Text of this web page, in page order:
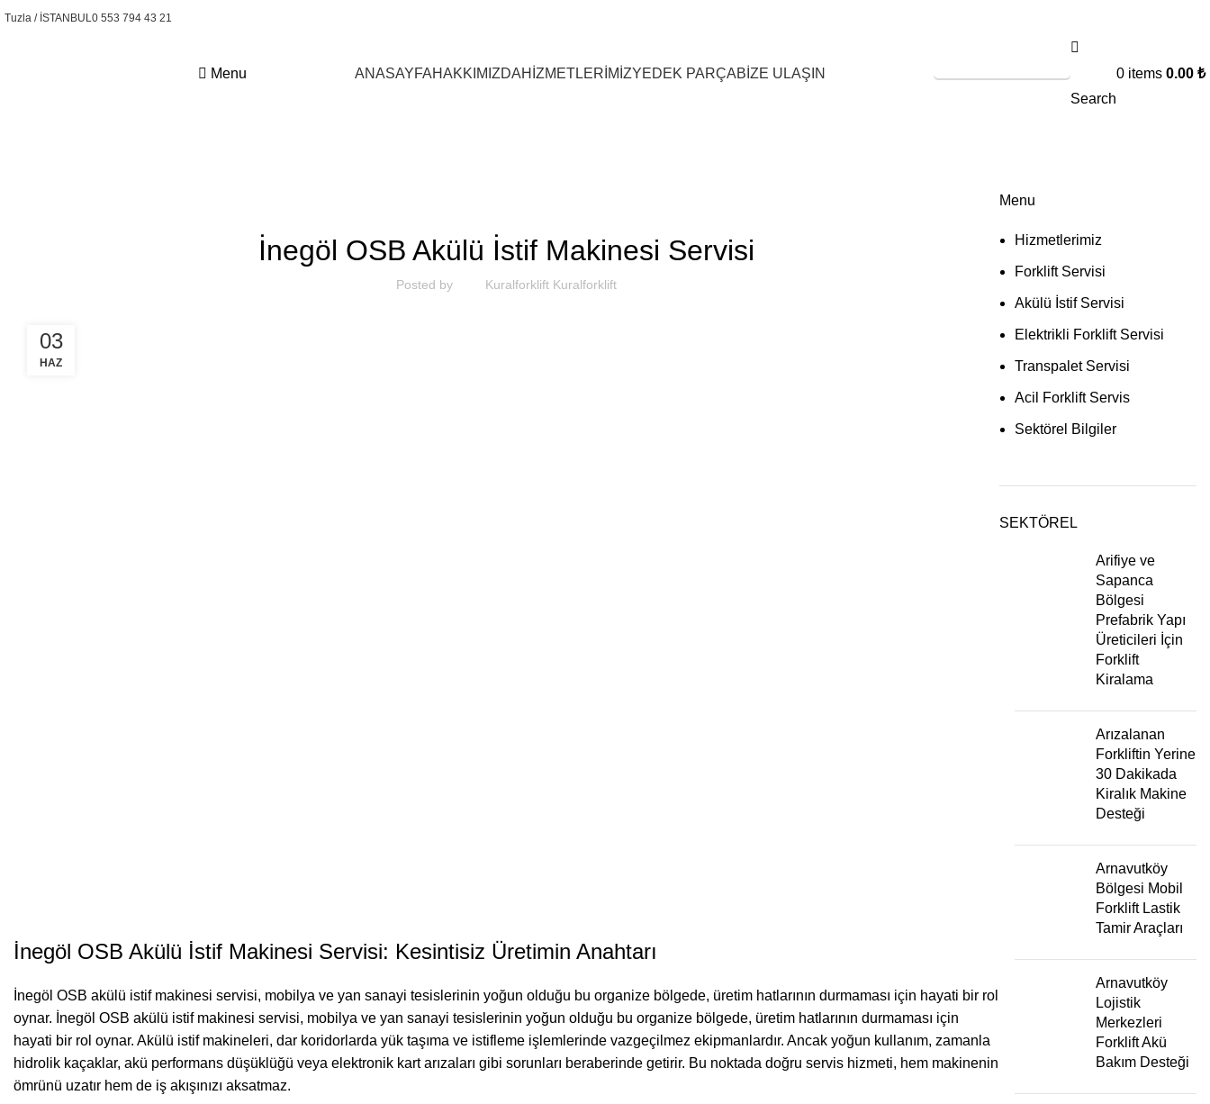
Tuzla / İSTANBUL0 553 794 43 21
Menu ANASAYFAHAKKIMIZDAHİZMETLERİMİZYEDEK PARÇABİZE ULAŞIN
SERVİS TALEBİ
Search
0 items 0.00 ₺
İnegöl OSB Akülü İstif Makinesi Servisi
Posted by Kuralforklift Kuralforklift
03
HAZ
İnegöl OSB Akülü İstif Makinesi Servisi: Kesintisiz Üretimin Anahtarı
İnegöl OSB akülü istif makinesi servisi, mobilya ve yan sanayi tesislerinin yoğun olduğu bu organize bölgede, üretim hatlarının durmaması için hayati bir rol
oynar. İnegöl OSB akülü istif makinesi servisi, mobilya ve yan sanayi tesislerinin yoğun olduğu bu organize bölgede, üretim hatlarının durmaması için
hayati bir rol oynar. Akülü istif makineleri, dar koridorlarda yük taşıma ve istifleme işlemlerinde vazgeçilmez ekipmanlardır. Ancak yoğun kullanım, zamanla
hidrolik kaçaklar, akü performans düşüklüğü veya elektronik kart arızaları gibi sorunları beraberinde getirir. Bu noktada doğru servis hizmeti, hem makinenin
ömrünü uzatır hem de iş akışınızı aksatmaz.
Menu
Hizmetlerimiz
Forklift Servisi
Akülü İstif Servisi
Elektrikli Forklift Servisi
Transpalet Servisi
Acil Forklift Servis
Sektörel Bilgiler
SEKTÖREL
Arifiye ve
Sapanca
Bölgesi
Prefabrik Yapı
Üreticileri İçin
Forklift
Kiralama
Arızalanan
Forkliftin Yerine
30 Dakikada
Kiralık Makine
Desteği
Arnavutköy
Bölgesi Mobil
Forklift Lastik
Tamir Araçları
Arnavutköy
Lojistik
Merkezleri
Forklift Akü
Bakım Desteği